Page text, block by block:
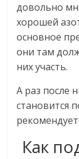
довольно
хорошей
основное
они там
них участь.
А раз после
становится
Как